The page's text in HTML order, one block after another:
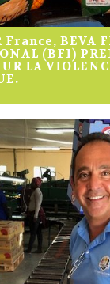
France, BEVA
(BFI)
LA